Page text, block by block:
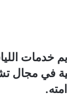
خدمات
في